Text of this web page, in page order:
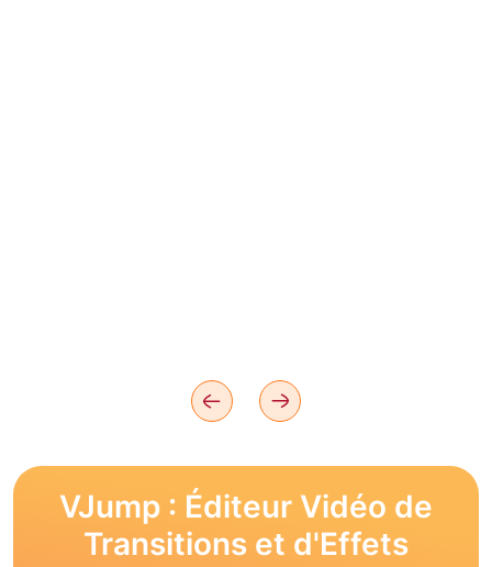
VJump : Éditeur Vidéo de
Transitions et d'Effets